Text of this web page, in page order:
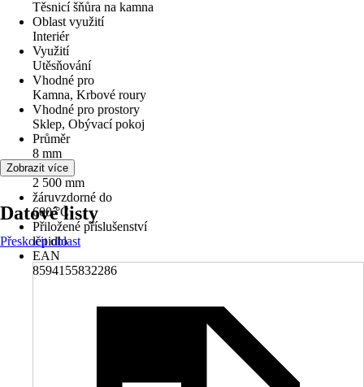
Těsnicí šňůra na kamna
Oblast využití
Interiér
Využití
Utěsňování
Vhodné pro
Kamna, Krbové roury
Vhodné pro prostory
Sklep, Obývací pokoj
Průměr
8 mm
Délka
2 500 mm
žáruvzdorné do
600 °C
Přiložené příslušenství
lepidlo
EAN
8594155832286
Zobrazit více
Datové listy
Přeskočit oblast